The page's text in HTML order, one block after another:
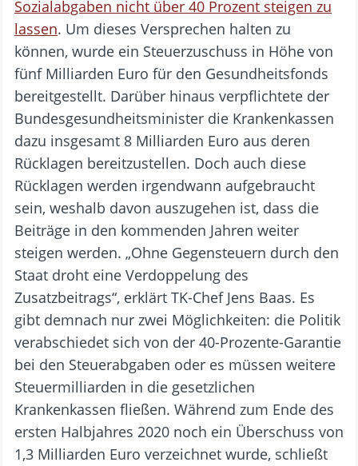
Sozialabgaben nicht über 40 Prozent steigen zu
lassen. Um dieses Versprechen halten zu
können, wurde ein Steuerzuschuss in Höhe von
fünf Milliarden Euro für den Gesundheitsfonds
bereitgestellt. Darüber hinaus verpflichtete der
Bundesgesundheitsminister die Krankenkassen
dazu insgesamt 8 Milliarden Euro aus deren
Rücklagen bereitzustellen. Doch auch diese
Rücklagen werden irgendwann aufgebraucht
sein, weshalb davon auszugehen ist, dass die
Beiträge in den kommenden Jahren weiter
steigen werden. „Ohne Gegensteuern durch den
Staat droht eine Verdoppelung des
Zusatzbeitrags“, erklärt TK-Chef Jens Baas. Es
gibt demnach nur zwei Möglichkeiten: die Politik
verabschiedet sich von der 40-Prozente-Garantie
bei den Steuerabgaben oder es müssen weitere
Steuermilliarden in die gesetzlichen
Krankenkassen fließen. Während zum Ende des
ersten Halbjahres 2020 noch ein Überschuss von
1,3 Milliarden Euro verzeichnet wurde, schließt